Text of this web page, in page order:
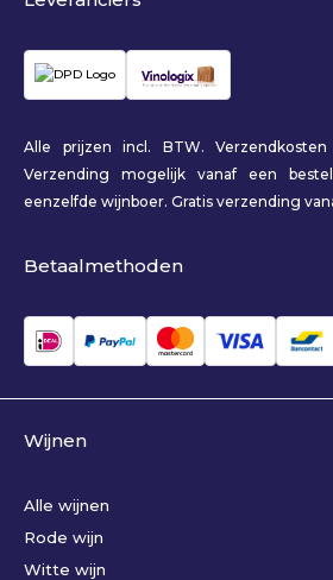
Alle prijzen incl. BTW.
Verzending mogelijk vanaf een
eenzelfde wijnboer. Gratis verzending
Betaalmethoden
Wijnen
Alle wijnen
Rode wijn
Witte wijn